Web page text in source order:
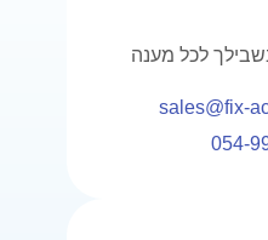
לכל מענה
sales@fix-
054-